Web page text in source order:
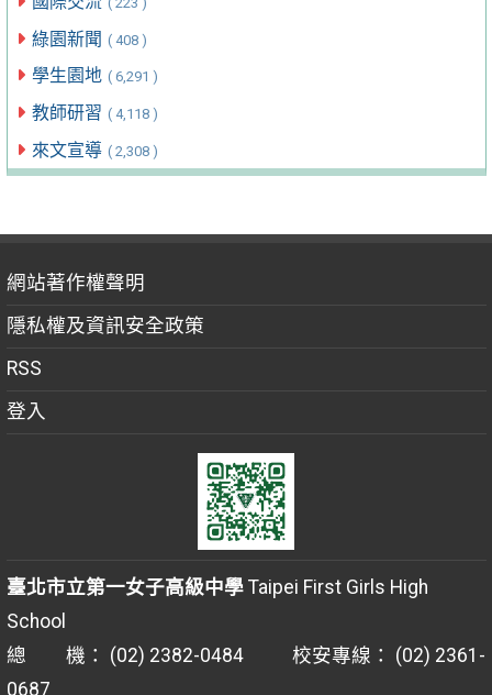
綠園新聞 ( 408 )
學生園地 ( 6,291 )
教師研習 ( 4,118 )
來文宣導 ( 2,308 )
網站著作權聲明
隱私權及資訊安全政策
RSS
登入
臺北市立第一女子高級中學Taipei First Girls High
School
總 機： (02) 2382-0484 校安專線： (02) 2361-
0687